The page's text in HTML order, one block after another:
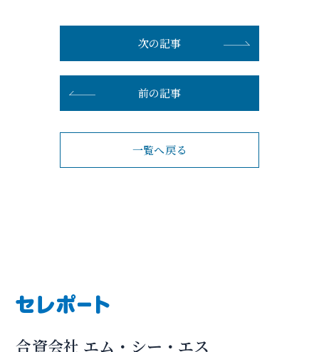
前の記事
次の記事
一覧へ戻る
合資会社 エム・シー・エス